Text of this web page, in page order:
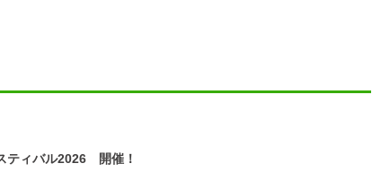
ティバル2026 開催！